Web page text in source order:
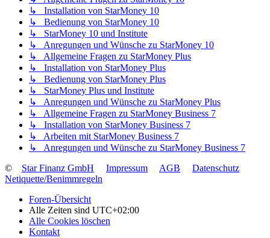
↳ Installation von StarMoney 10
↳ Bedienung von StarMoney 10
↳ StarMoney 10 und Institute
↳ Anregungen und Wünsche zu StarMoney 10
↳ Allgemeine Fragen zu StarMoney Plus
↳ Installation von StarMoney Plus
↳ Bedienung von StarMoney Plus
↳ StarMoney Plus und Institute
↳ Anregungen und Wünsche zu StarMoney Plus
↳ Allgemeine Fragen zu StarMoney Business 7
↳ Installation von StarMoney Business 7
↳ Arbeiten mit StarMoney Business 7
↳ Anregungen und Wünsche zu StarMoney Business 7
©
Star Finanz GmbH Impressum AGB
Datenschutz
Netiquette/Benimmregeln
Foren-Übersicht
Alle Zeiten sind UTC+02:00
Alle Cookies löschen
Kontakt